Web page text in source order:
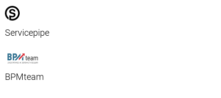
Servicepipe
BPMteam